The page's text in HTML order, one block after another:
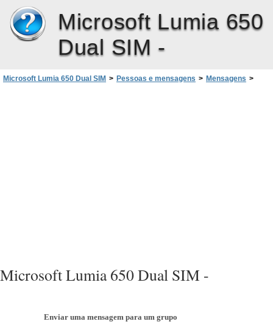
Microsoft Lumia 650
Dual SIM -
Microsoft Lumia 650 Dual SIM > Pessoas e mensagens > Mensagens >
Microsoft Lumia 650 Dual SIM -
Enviar uma mensagem para um grupo